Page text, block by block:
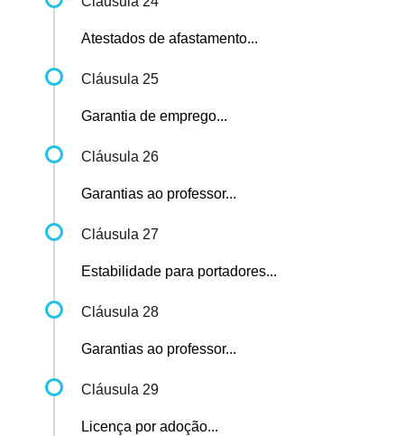
Atestados de afastamento...
Cláusula 25
Garantia de emprego...
Cláusula 26
Garantias ao professor...
Cláusula 27
Estabilidade para portadores...
Cláusula 28
Garantias ao professor...
Cláusula 29
Licença por adoção...